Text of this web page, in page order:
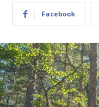
Facebook